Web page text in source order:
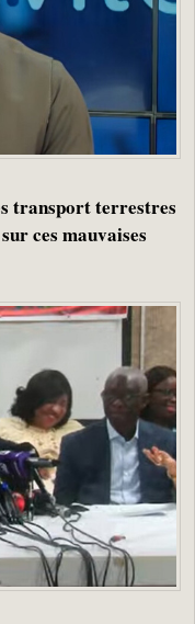
transport terrestres
ces mauvaises